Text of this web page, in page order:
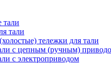
тали
тали
тележки для тали
с цепным (ручным)
с электроприводом